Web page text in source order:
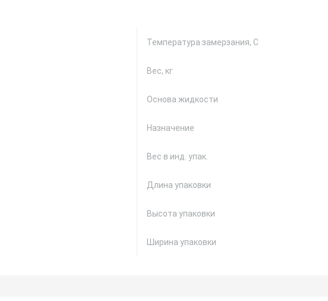
Температура замерзания, С
Вес, кг
Основа жидкости
Назначение
Вес в инд. упак.
Длина упаковки
Высота упаковки
Ширина упаковки